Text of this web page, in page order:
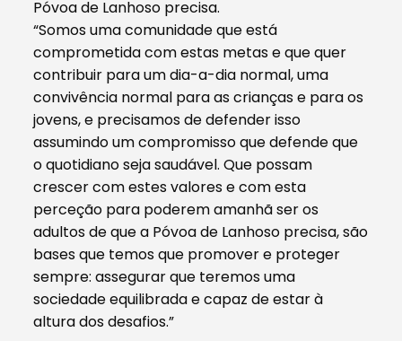
Póvoa de Lanhoso precisa.
“Somos uma comunidade que está
comprometida com estas metas e que quer
contribuir para um dia-a-dia normal, uma
convivência normal para as crianças e para os
jovens, e precisamos de defender isso
assumindo um compromisso que defende que
o quotidiano seja saudável. Que possam
crescer com estes valores e com esta
perceção para poderem amanhã ser os
adultos de que a Póvoa de Lanhoso precisa, são
bases que temos que promover e proteger
sempre: assegurar que teremos uma
sociedade equilibrada e capaz de estar à
altura dos desafios.”